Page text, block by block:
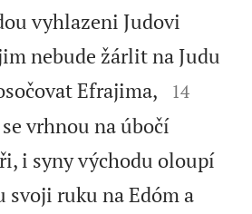
vyhlazeni Judovi
nebude žárlit na Judu
Efrajima,


14
vrhnou na úbočí
i syny východu oloupí
svoji ruku na Edóm a